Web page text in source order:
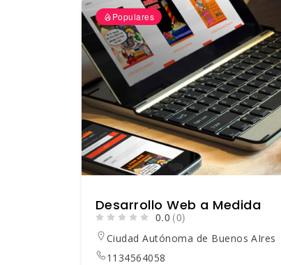
Populares
Desarrollo Web a Medida
0.0 (0)
Ciudad Autónoma de Buenos AIres
1134564058